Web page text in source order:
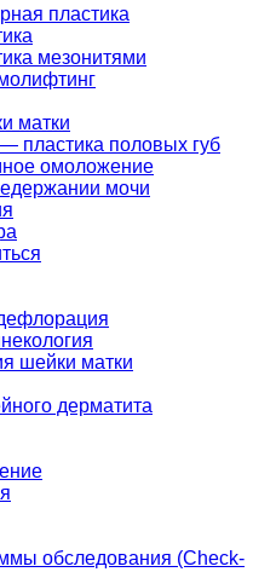
пластика
мезонитями
матки
пластика половых губ
омоложение
мочи
шейки матки
дерматита
обследования (Check-